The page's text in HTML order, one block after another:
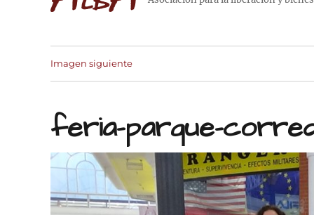
Imagen siguiente
feria-parque-